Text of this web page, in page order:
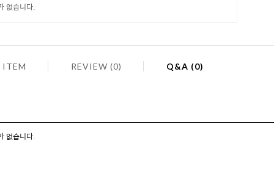
없습니다.
REVIEW (0) Q&A (0)
없습니다.